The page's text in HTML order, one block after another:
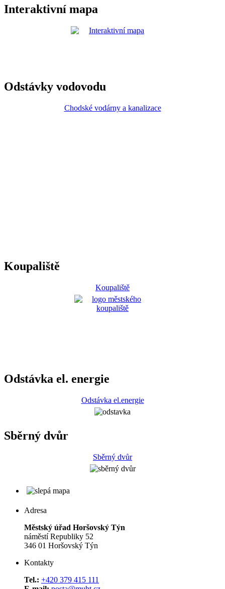
Interaktivní mapa
Odstávky vodovodu
Chodské vodárny a kanalizace
Koupaliště
Koupaliště
Odstávka el. energie
Odstávka el.energie
Sběrný dvůr
Sběrný dvůr
Adresa
Městský úřad Horšovský Týn
náměstí Republiky 52
346 01 Horšovský Týn
Kontakty
Tel.: +420 379 415 111